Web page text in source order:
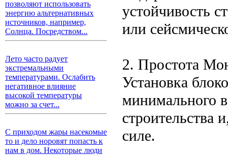
позволяют использовать
энергию альтернативных
источников, например,
Солнца. Посредством...
Лето часто радует
экстремальными
температурами. Ослабить
негативное влияние
высокой температуры
можно за счет...
С приходом жары насекомые
то и дело норовят попасть к
нам в дом. Некоторые люди
устойчивость
или
2. Простота
Установка
минимального
строительства
силе.